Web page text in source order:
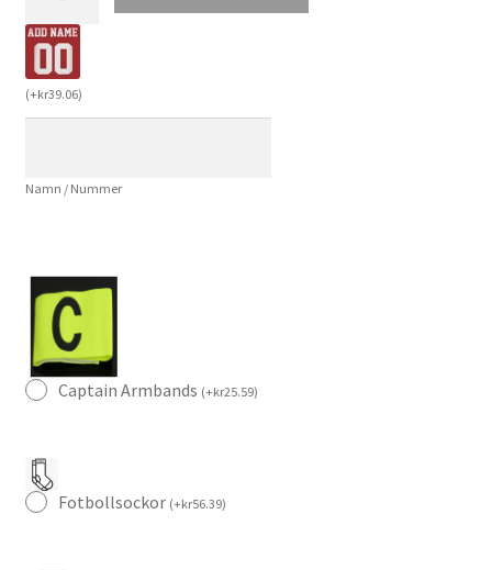
Juventus
Tredje
Tröja
2023-
eget
Rabiot
25
mängd
(+kr39.06)
Namn / Nummer
Captain Armbands (+kr25.59)
Fotbollsockor (+kr56.39)